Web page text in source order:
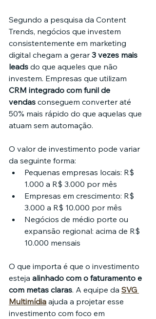
Segundo a pesquisa da Content
Trends, negócios que investem
consistentemente em marketing
digital chegam a gerar 3 vezes mais
leads do que aqueles que não
investem. Empresas que utilizam
CRM integrado com funil de
vendas conseguem converter até
50% mais rápido do que aquelas que
atuam sem automação.
O valor de investimento pode variar
da seguinte forma:
Pequenas empresas locais: R$
1.000 a R$ 3.000 por mês
Empresas em crescimento: R$
3.000 a R$ 10.000 por mês
Negócios de médio porte ou
expansão regional: acima de R$
10.000 mensais
O que importa é que o investimento
esteja alinhado com o faturamento e
com metas claras. A equipe da SVG
Multimídia ajuda a projetar esse
investimento com foco em